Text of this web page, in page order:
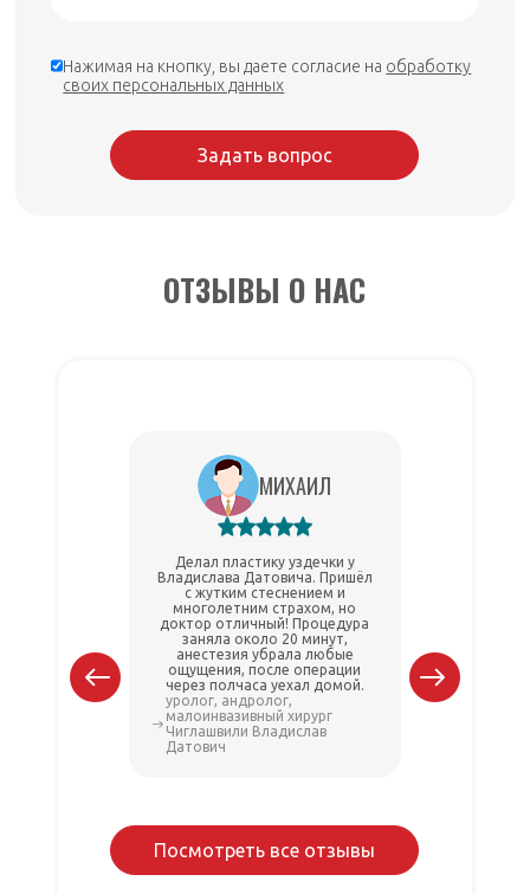
Нажимая на кнопку, вы даете согласие на обработку
своих персональных данных
Задать вопрос
ОТЗЫВЫ О НАС
МИХАИЛ
Делал пластику уздечки у
Владислава Датовича. Пришёл
с жутким стеснением и
многолетним страхом, но
доктор отличный! Процедура
заняла около 20 минут,
анестезия убрала любые
ощущения, после операции
через полчаса уехал домой.
уролог, андролог,
малоинвазивный хирург
Чиглашвили Владислав
Датович
Посмотреть все отзывы